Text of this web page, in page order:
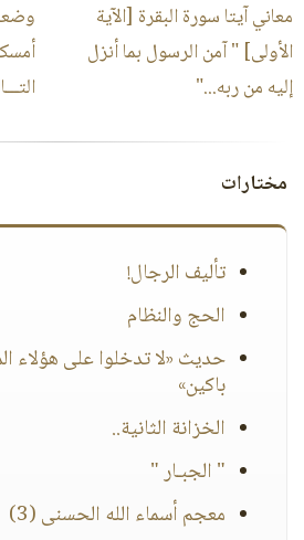
معاني آيتا سورة البقرة [الآية
الأولى] " آمن الرسول بما أنزل
إليه من ربه..."
مختارات
تأليف الرجال!
الحج والنظام
حديث «لا تدخلوا على هؤلاء
باكين»
الخزانة الثانية..
" الجبـار "
معجم أسماء الله الحسنى (3)